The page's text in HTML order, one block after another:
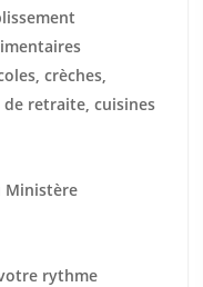
crèches,
de retraite, cuisines
Ministère
rythme